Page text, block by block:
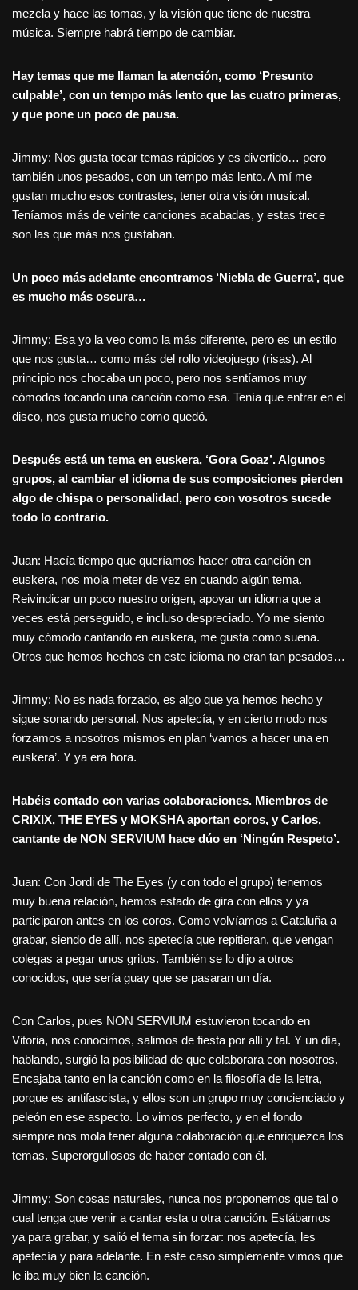
mezcla y hace las tomas, y la visión que tiene de nuestra
música. Siempre habrá tiempo de cambiar.
Hay temas que me llaman la atención, como ‘Presunto
culpable’, con un tempo más lento que las cuatro primeras,
y que pone un poco de pausa.
Jimmy: Nos gusta tocar temas rápidos y es divertido… pero
también unos pesados, con un tempo más lento. A mí me
gustan mucho esos contrastes, tener otra visión musical.
Teníamos más de veinte canciones acabadas, y estas trece
son las que más nos gustaban.
Un poco más adelante encontramos ‘Niebla de Guerra’, que
es mucho más oscura…
Jimmy: Esa yo la veo como la más diferente, pero es un estilo
que nos gusta… como más del rollo videojuego (risas). Al
principio nos chocaba un poco, pero nos sentíamos muy
cómodos tocando una canción como esa. Tenía que entrar en el
disco, nos gusta mucho como quedó.
Después está un tema en euskera, ‘Gora Goaz’. Algunos
grupos, al cambiar el idioma de sus composiciones pierden
algo de chispa o personalidad, pero con vosotros sucede
todo lo contrario.
Juan: Hacía tiempo que queríamos hacer otra canción en
euskera, nos mola meter de vez en cuando algún tema.
Reivindicar un poco nuestro origen, apoyar un idioma que a
veces está perseguido, e incluso despreciado. Yo me siento
muy cómodo cantando en euskera, me gusta como suena.
Otros que hemos hechos en este idioma no eran tan pesados…
Jimmy: No es nada forzado, es algo que ya hemos hecho y
sigue sonando personal. Nos apetecía, y en cierto modo nos
forzamos a nosotros mismos en plan ‘vamos a hacer una en
euskera’. Y ya era hora.
Habéis contado con varias colaboraciones. Miembros de
CRIXIX, THE EYES y MOKSHA aportan coros, y Carlos,
cantante de NON SERVIUM hace dúo en ‘Ningún Respeto’.
Juan: Con Jordi de The Eyes (y con todo el grupo) tenemos
muy buena relación, hemos estado de gira con ellos y ya
participaron antes en los coros. Como volvíamos a Cataluña a
grabar, siendo de allí, nos apetecía que repitieran, que vengan
colegas a pegar unos gritos. También se lo dijo a otros
conocidos, que sería guay que se pasaran un día.
Con Carlos, pues NON SERVIUM estuvieron tocando en
Vitoria, nos conocimos, salimos de fiesta por allí y tal. Y un día,
hablando, surgió la posibilidad de que colaborara con nosotros.
Encajaba tanto en la canción como en la filosofía de la letra,
porque es antifascista, y ellos son un grupo muy concienciado y
peleón en ese aspecto. Lo vimos perfecto, y en el fondo
siempre nos mola tener alguna colaboración que enriquezca los
temas. Superorgullosos de haber contado con él.
Jimmy: Son cosas naturales, nunca nos proponemos que tal o
cual tenga que venir a cantar esta u otra canción. Estábamos
ya para grabar, y salió el tema sin forzar: nos apetecía, les
apetecía y para adelante. En este caso simplemente vimos que
le iba muy bien la canción.